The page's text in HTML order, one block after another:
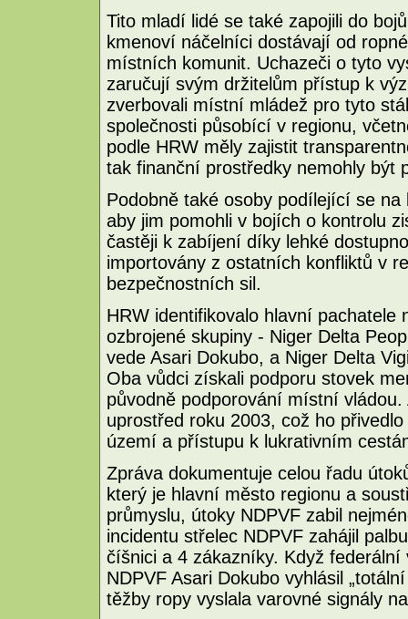
Tito mladí lidé se také zapojili do
kmenoví náčelníci dostávají od
místních komunit. Uchazeči o tyto
zaručují svým držitelům přístup k
zverbovali místní mládež pro tyto
společnosti působící v regionu,
podle HRW měly zajistit
tak finanční prostředky nemohly být
Podobně také osoby podílející se
aby jim pomohli v bojích o kontrolu
častěji k zabíjení díky lehké
importovány z ostatních konfliktů v
bezpečnostních sil.
HRW identifikovalo hlavní pachatele
ozbrojené skupiny - Niger Delta
vede Asari Dokubo, a Niger Delta
Oba vůdci získali podporu stovek
původně podporování místní
uprostřed roku 2003, což ho
území a přístupu k lukrativním
Zpráva dokumentuje celou řadu
který je hlavní město regionu a
průmyslu, útoky NDPVF zabil
incidentu střelec NDPVF zahájil
číšnici a 4 zákazníky. Když
NDPVF Asari Dokubo vyhlásil
těžby ropy vyslala varovné signály